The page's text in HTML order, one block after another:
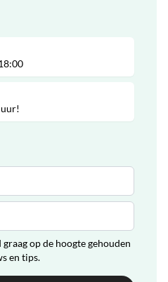
uur!
op de hoogte gehouden
en tips.